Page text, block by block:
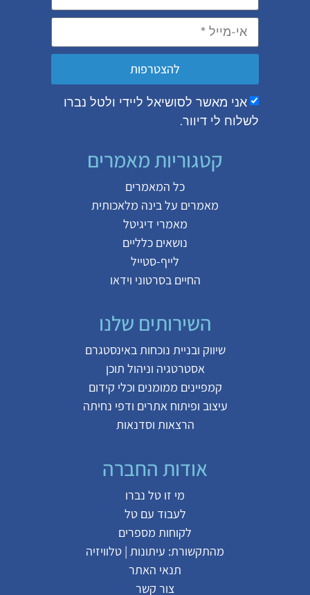
אני מאשר לסושיאל ליידי ולטל נברו
לשלוח לי דיוור.
להצטרפות
קטגוריות מאמרים
כל המאמרים
מאמרים עלבינה מלאכותית
מאמרי דיגיטל
נושאים כלליים
לייף-סטייל
החיים בסרטוני וידאו
השירותים שלנו
שיווק ובניית נוכחות באינסטגרם
אסטרטגיה וניהול תוכן
קמפיינים ממומנים וכלי קידום
עיצוב ופיתוח אתרים ודפי נחיתה
הרצאות וסדנאות
אודות החברה
מי זו טל נברו
לעבוד עם טל
לקוחות מספרים
מהתקשורת: עיתונות | טלוויזיה
תנאי האתר
צור קשר